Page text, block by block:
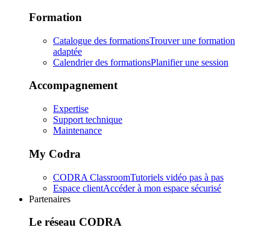
Formation
Catalogue des formationsTrouver une formation
adaptée
Calendrier des formationsPlanifier une session
Accompagnement
Expertise
Support technique
Maintenance
My Codra
CODRA ClassroomTutoriels vidéo pas à pas
Espace clientAccéder à mon espace sécurisé
Partenaires
Le réseau CODRA